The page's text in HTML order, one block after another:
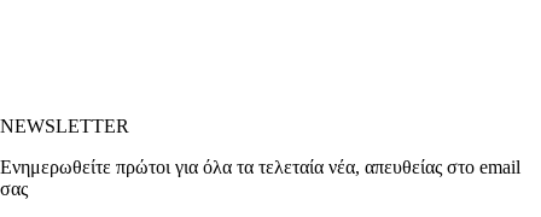
NEWSLETTER
Ενημερωθείτε πρώτοι για όλα τα τελεταία νέα, απευθείας στο email
σας